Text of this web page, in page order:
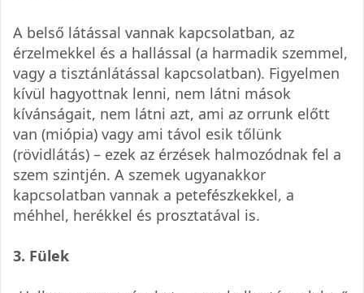
A belső látással vannak kapcsolatban, az
érzelmekkel és a hallással (a harmadik szemmel,
vagy a tisztánlátással kapcsolatban). Figyelmen
kívül hagyottnak lenni, nem látni mások
kívánságait, nem látni azt, ami az orrunk előtt
van (miópia) vagy ami távol esik tőlünk
(rövidlátás) – ezek az érzések halmozódnak fel a
szem szintjén. A szemek ugyanakkor
kapcsolatban vannak a petefészkekkel, a
méhhel, herékkel és prosztatával is.
3. Fülek